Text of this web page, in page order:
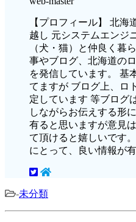
【プロフィール】 北海
越し 元システムエンジ
（犬・猫）と仲良く暮
事やブログ、北海道の
を発信しています。 基
てますが ブログ上、ロ
定しています 等ブログ
しながらお伝えする形
有ると思いますが意見
て頂けると嬉しいです
にとって、良い情報が
-未分類